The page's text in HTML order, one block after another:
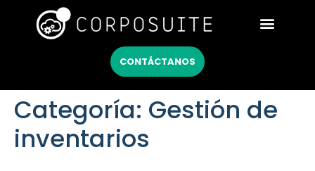
CONTÁCTANOS
Categoría: Gestión de
inventarios